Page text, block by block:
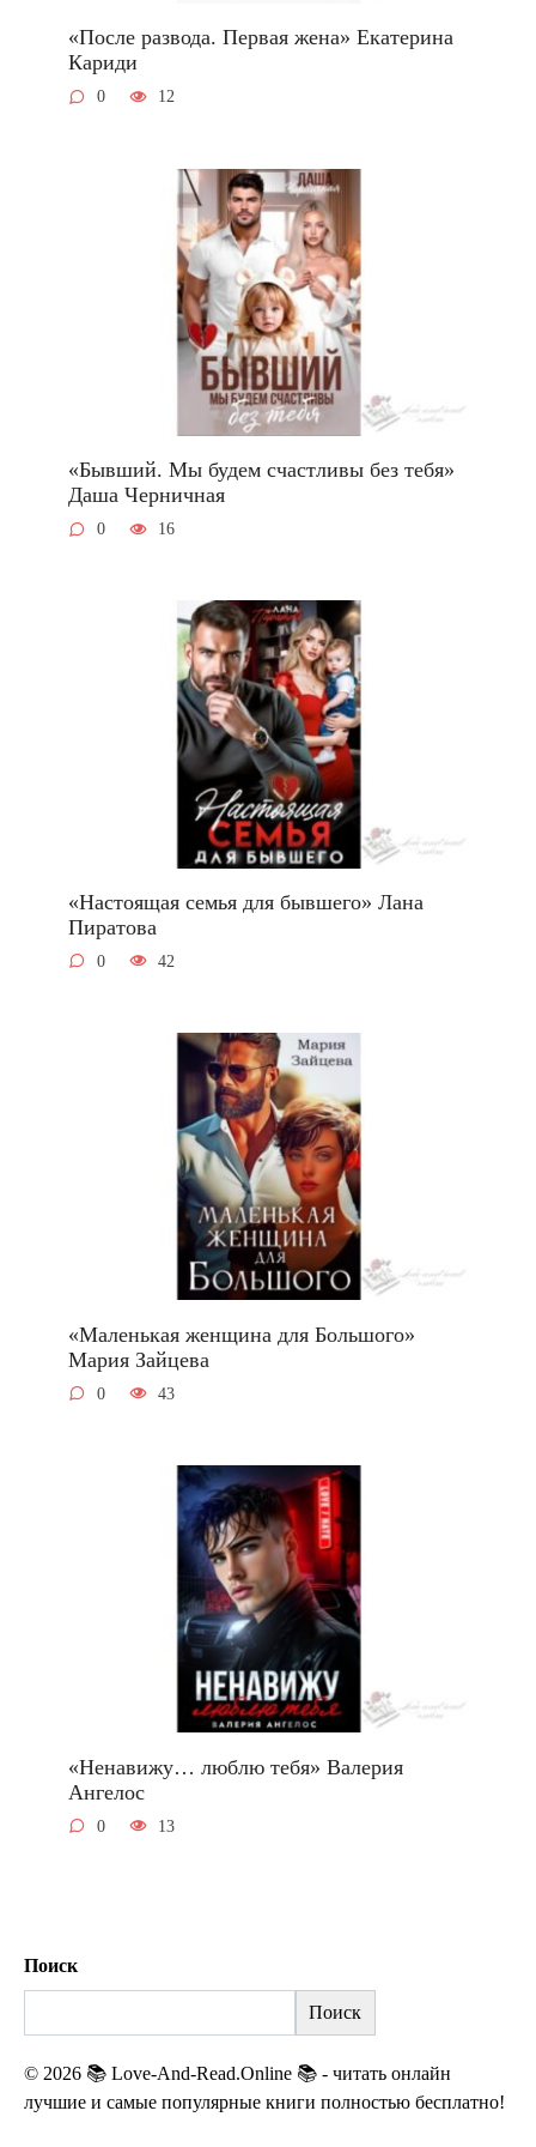
«После развода. Первая жена» Екатерина
Кариди
0 12
«Бывший. Мы будем счастливы без тебя»
Даша Черничная
0 16
«Настоящая семья для бывшего» Лана
Пиратова
0 42
«Маленькая женщина для Большого»
Мария Зайцева
0 43
«Ненавижу… люблю тебя» Валерия
Ангелос
0 13
Поиск
Поиск
© 2026 📚 Love-And-Read.Online 📚 - читать онлайн
лучшие и самые популярные книги полностью бесплатно!